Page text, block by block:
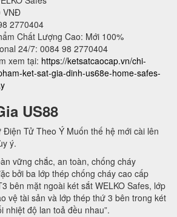
VNĐ
2770404
Chất Lượng Cao: Mới 100%
24/7: 0084 98 2770404
xem tại: https://ketsatcaocap.vn/chi-
ket-sat-gia-dinh-us68e-home-safes-
US88
Tử Theo Ý Muốn thế hệ mới cài lên
ý.
vững chắc, an toàn, chống cháy
bởi ba lớp thép chống cháy cao cấp
bên mặt ngoài két sắt WELKO Safes, lớp
vệ tài sản và lớp thép thứ 3 bên trong két
nhiệt độ lan toả đều nhau”.